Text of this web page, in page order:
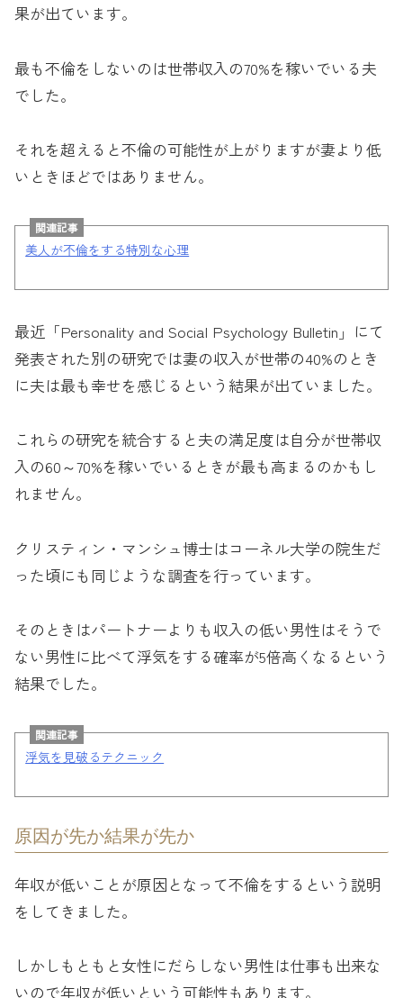
果が出ています。
最も不倫をしないのは世帯収入の70%を稼いでいる夫
でした。
それを超えると不倫の可能性が上がりますが妻より低
いときほどではありません。
関連記事
美人が不倫をする特別な心理
最近「Personality and Social Psychology Bulletin」にて
発表された別の研究では妻の収入が世帯の40%のとき
に夫は最も幸せを感じるという結果が出ていました。
これらの研究を統合すると夫の満足度は自分が世帯収
入の60～70%を稼いでいるときが最も高まるのかもし
れません。
クリスティン・マンシュ博士はコーネル大学の院生だ
った頃にも同じような調査を行っています。
そのときはパートナーよりも収入の低い男性はそうで
ない男性に比べて浮気をする確率が5倍高くなるという
結果でした。
関連記事
浮気を見破るテクニック
原因が先か結果が先か
年収が低いことが原因となって不倫をするという説明
をしてきました。
しかしもともと女性にだらしない男性は仕事も出来な
いので年収が低いという可能性もあります。